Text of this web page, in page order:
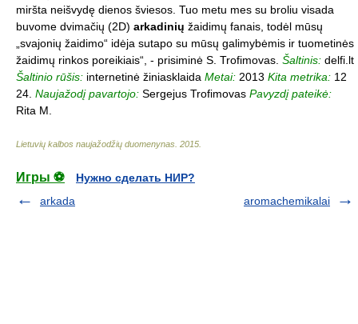
miršta neišvydę dienos šviesos. Tuo metu mes su broliu visada
buvome dvimačių (2D) arkadinių žaidimų fanais, todėl mūsų
„svajonių žaidimo“ idėja sutapo su mūsų galimybėmis ir tuometinės
žaidimų rinkos poreikiais“, - prisiminė S. Trofimovas. Šaltinis: delfi.lt
Šaltinio rūšis: internetinė žiniasklaida Metai: 2013 Kita metrika: 12
24. Naujažodį pavartojo: Sergejus Trofimovas Pavyzdį pateikė:
Rita M.
Lietuvių kalbos naujažodžių duomenynas 2015
Игры ⚽
Нужно сделать НИР?
arkada
aromachemikalai